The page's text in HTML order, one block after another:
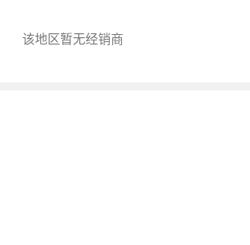
该地区暂无经销商